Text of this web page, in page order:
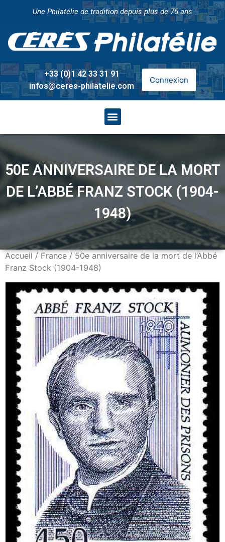
Une Philatélie de tradition depuis plus de 75 ans
+33 (0)1 42 33 31 91
infos@ceres-philatelie.com
Connexion
50E ANNIVERSAIRE DE LA MORT
DE L’ABBÉ FRANZ STOCK (1904-
1948)
Accueil / France / 50e anniversaire de la mort de l’Abbé
Franz Stock (1904-1948)